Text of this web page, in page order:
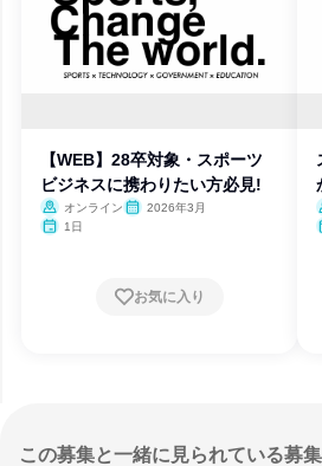
【WEB】28卒対象・スポーツ
ビジネスに携わりたい方必見!
オンライン
2026年3月
1日
お気に入り
この募集と一緒に見られている募集